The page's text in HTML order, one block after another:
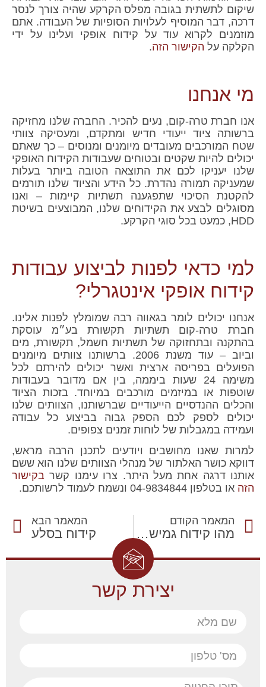
שיקום לתשתית בגובה מפלס הקרקע שהיה צורך לנסר
דרכה, דבר המוסיף לעלויות הסופיות של העבודה. אתם
מוזמנים לקרוא עוד על קידוח אופקי ועלינו על ידי
הקלקה על הקישור הזה.
מי אנחנו
אנו חברת טרה-קום, נעים להכיר. החברה שלנו מחזיקה
ברשותה ציוד ייעודי חדיש ומתקדם, ומעסיקה צוותי
שטח המורכבים מעובדים מיומנים ומנוסים – כך שאתם
יכולים להיות שקטים ובטוחים שעבודות הקידוח האופקי
שלנו יעניקו לכם את התוצאה הטובה ביותר בעלות
שמעניקה תמורה נהדרת. כל הידע והציוד שלנו תורמים
להקטנת הסיכוי שתפגענה תשתיות קיימות – ואנו
מסוגלים לבצע את הקידוחים שלנו, המבוצעים בשיטת
HDD, כמעט בכל סוגי הקרקע.
למי כדאי לפנות לביצוע עבודות
קידוח אופקי אינטגרלי?
אנחנו יכולים לומר בגאווה רבה שמומלץ לפנות אלינו.
חברת טרה-קום תשתיות תקשורת בע״מ עוסקת
בהתקנה ובתחזוקה של תשתיות חשמל, תקשורת, מים
וביוב – עוד משנת 2006. ברשותנו צוותים מיומנים
הפועלים בפריסה ארצית ואשר יכולים להירתם לכל
משימה 24 שעות ביממה, בין אם מדובר בעבודות
שוטפות או במיזמים מורכבים במיוחד. בזכות הציוד
והכלים ההנדסיים הייעודיים שברשותנו, הצוותים שלנו
יכולים לספק לכם הספק גבוה בביצוע כל עבודה
ועמידה במגבלות של לוחות זמנים צפופים.
למרות שאנו מחושבים ויודעים לתכנן הרבה מראש,
דווקא כושר האלתור של מנהלי הצוותים שלנו הוא ששם
אותנו דרגה אחת מעל היתר. צרו עימנו קשר בקישור
הזה או בטלפון 04-9834844 ונשמח לעמוד לרשותכם.
המאמר הקודם
מהו קידוח גמיש? – כל המידע
המאמר הבא
קידוח בסלע
יצירת קשר